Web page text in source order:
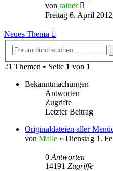
von rainer
Beitrag
Freitag 6. April
Neues Thema
21 Themen • Seite 1 von 1
Bekanntmachungen
Antworten
Zugriffe
Letzter Beitrag
Originaldateien aller
von Malle » Dienstag 1.
0 Antworten
14191 Zugriffe